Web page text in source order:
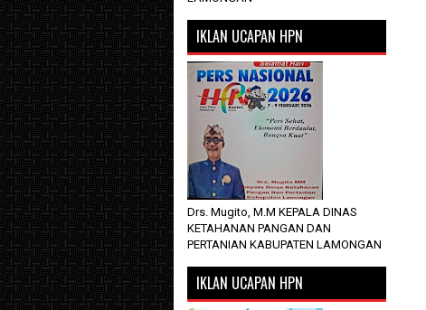
IKLAN UCAPAN HPN
Drs. Mugito, M.M KEPALA DINAS
KETAHANAN PANGAN DAN
PERTANIAN KABUPATEN LAMONGAN
IKLAN UCAPAN HPN